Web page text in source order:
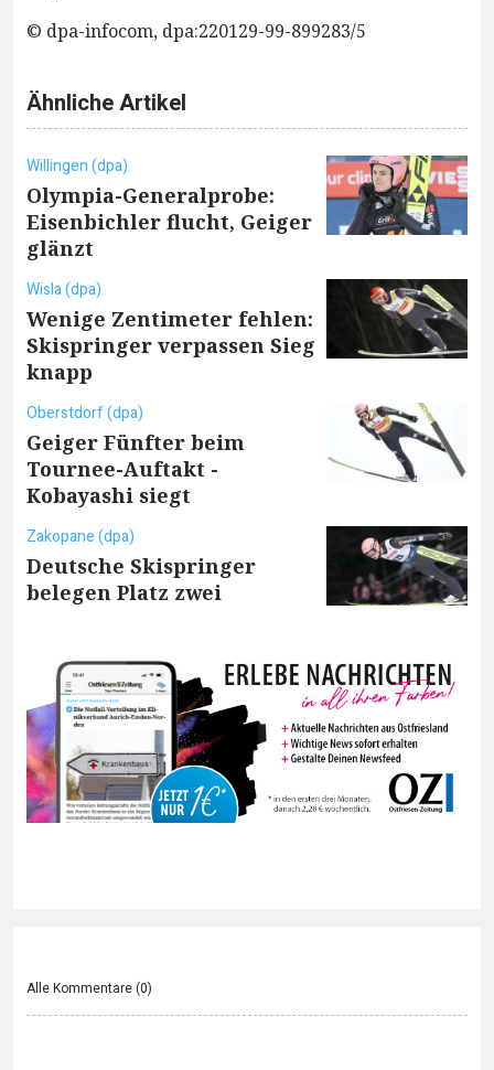
© dpa-infocom, dpa:220129-99-899283/5
Ähnliche Artikel
Willingen (dpa)
Olympia-Generalprobe:
Eisenbichler flucht, Geiger
glänzt
Wisla (dpa)
Wenige Zentimeter fehlen:
Skispringer verpassen Sieg
knapp
Oberstdorf (dpa)
Geiger Fünfter beim
Tournee-Auftakt -
Kobayashi siegt
Zakopane (dpa)
Deutsche Skispringer
belegen Platz zwei
Alle Kommentare (0)